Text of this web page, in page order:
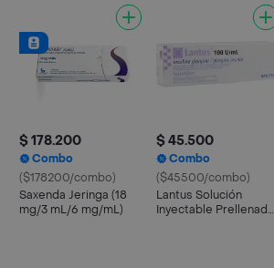
$ 178.200
Combo
($178200/combo)
Saxenda Jeringa (18
mg/3 mL/6 mg/mL)
$ 45.500
Combo
($45500/combo)
Lantus Solución
Inyectable Prellenada